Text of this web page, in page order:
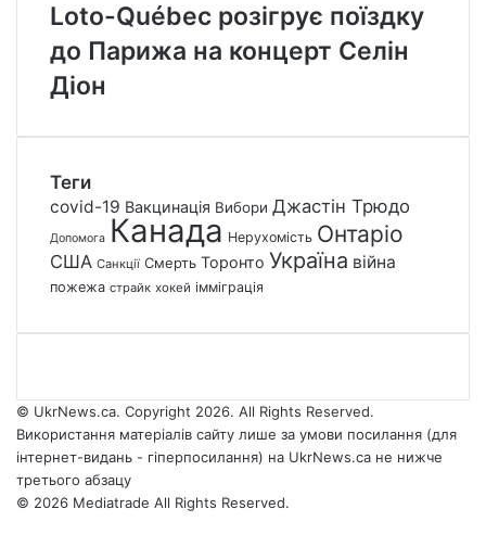
Loto-Québec розігрує поїздку
до Парижа на концерт Селін
Діон
Теги
covid-19 Вакцинація Вибори Джастін Трюдо
Допомога Канада Нерухомість Онтаріо
США Санкції Смерть Торонто Україна війна
пожежа страйк хокей імміграція
© UkrNews.ca. Copyright 2026. All Rights Reserved.
Використання матеріалів сайту лише за умови посилання (для
інтернет-видань - гіперпосилання) на UkrNews.ca не нижче
третього абзацу
© 2026 Mediatrade All Rights Reserved.